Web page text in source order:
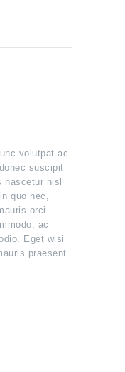
volutpat ac
suscipit
nascetur nisl
quo nec,
orci
ac
Eget wisi
praesent